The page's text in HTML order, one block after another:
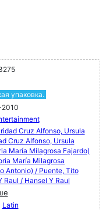
упаковка.
Cruz Alfonso, Ursula
Cruz Alfonso, Ursula
María Milagrosa Fajardo)
María Milagrosa
Antonio) / Puente, Tito
Raul / Hansel Y Raul
Latin